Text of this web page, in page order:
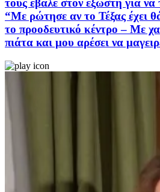
τους έβαλε στον εξώστη για να
“Με ρώτησε αν το Τέξας έχει
το προοδευτικό κέντρο – Με
πιάτα και μου αρέσει να